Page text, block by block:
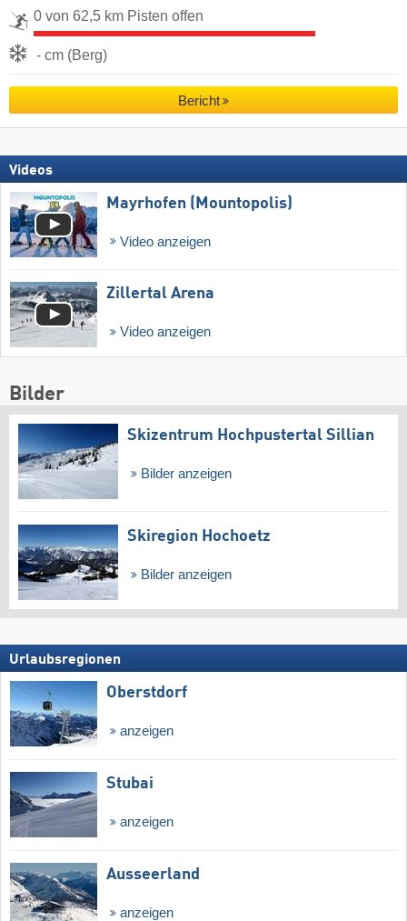
0 von 62,5 km Pisten offen
- cm (Berg)
Bericht
Videos
Mayrhofen (Mountopolis)
Video anzeigen
Zillertal Arena
Video anzeigen
Bilder
Skizentrum Hochpustertal Sillian
Bilder anzeigen
Skiregion Hochoetz
Bilder anzeigen
Urlaubsregionen
Oberstdorf
anzeigen
Stubai
anzeigen
Ausseerland
anzeigen